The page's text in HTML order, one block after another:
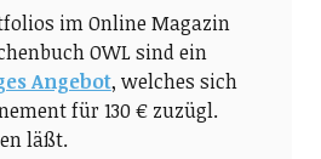
im Online Magazin
OWL sind ein
Angebot, welches sich
für 130 € zuzügl.
läßt.